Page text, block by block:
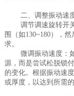
二、调整振动速
调节调速旋转开
围（如130~180），
求。
微调振动速度：
源，而是尝试松脱锁
的变化。根据振动速
或厚度，以达到所需的